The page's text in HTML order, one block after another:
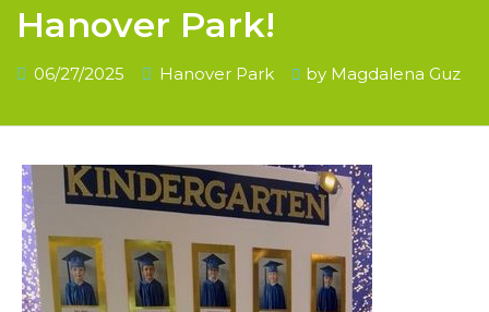
Hanover Park!
06/27/2025 Hanover Park by Magdalena Guz